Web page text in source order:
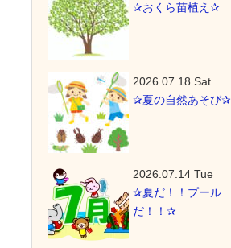
✰おくら苗植え✰
2026.07.18 Sat
✰夏の自然あそび✰
2026.07.14 Tue
✰夏だ！！プール
だ！！✰